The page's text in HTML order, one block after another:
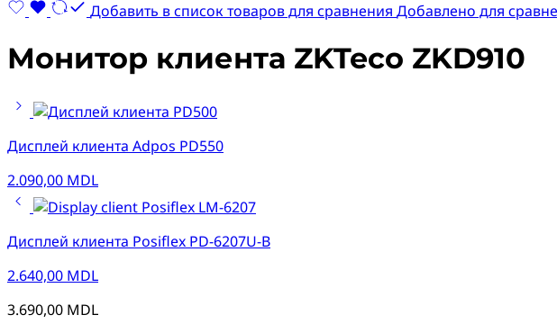
Добавить в список товаров для сравнения Добавлено для
Монитор клиента ZKTeco ZKD910
Дисплей клиента Adpos PD550
2.090,00 MDL
Дисплей клиента Posiflex PD-6207U-B
2.640,00 MDL
3.690,00 MDL